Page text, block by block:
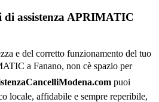
assistenza APRIMATIC
e del corretto funzionamento del tuo
a Fanano, non cè spazio per
puoi
locale, affidabile e sempre reperibile,